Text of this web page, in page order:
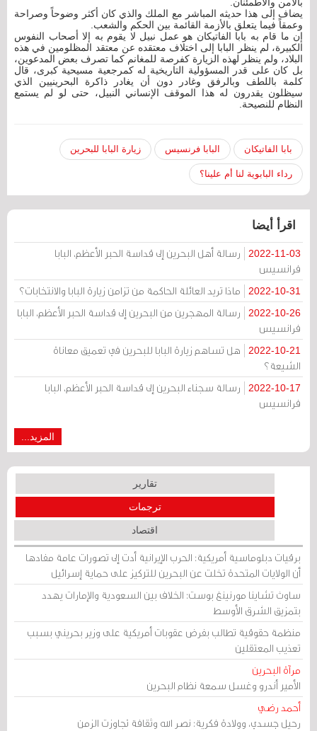
يضاف إلى هذا حديثه المباشر مع الملك والذي كان أكثر وضوحاً وصراحة
وعمقاً فيما يتعلق بالأزمة القائمة بين الحكم والشعب.
إن ما قام به بابا الفاتيكان هو عمل نبيل لا يقوم به إلا أصحاب النفوس
الكبيرة، لم ينظر البابا إلى اختلاف معتقده عن معتقد المظلومين في هذه
البلاد، ولم ينظر لهذه الزيارة كفرصة للمغانم كما تصرف بعض المدعوين،
بل كان على قدر المسؤولية التاريخية له كمرجعية مسيحية كبرى، قال
كلمة باللطف وبالرفق وغادر دون أن يغادر ذاكرة البحرينيين الذي
سيظلون يقدرون له هذا الموقف الإنساني النبيل، حتى لو لم يستمع
النظام للنصيحة.
بابا الفاتيكان البابا فرنسيس زيارة البابا للبحرين
رداء البابوية لنا أم علينا؟
اقرأ أيضا
2022-11-03
رسالة أهل البحرين إلى قداسة الحبر الأعظم، البابا
فرانسيس
2022-10-31 ماذا تريد العائلة الحاكمة من تزامن زيارة البابا والانتخابات؟
2022-10-26
رسالة المهجرين من البحرين إلى قداسة الحبر الأعظم، البابا
فرانسيس
2022-10-21
هل تساهم زيارة البابا للبحرين في تعميق معاناة
الشيعة؟
2022-10-17
رسالة سجناء البحرين إلى قداسة الحبر الأعظم، البابا
فرانسيس
المزيد...
تقارير
ترجمات
اقتصاد
برقيات دبلوماسية أمريكية: الحرب الإيرانية أدت إلى تصورات عامة مفادها
أن الولايات المتحدة تخلت عن البحرين للتركيز على حماية إسرائيل
ساوث تشاينا مورنينغ بوست: الخلاف بين السعودية والإمارات يهدد
بتمزيق الشرق الأوسط
منظمة حقوقية تطالب بفرض عقوبات أمريكية على وزير بحريني بسبب
تعذيب المعتقلين
مرآة البحرين
الأمير أندرو وغسل سمعة نظام البحرين
أحمد رضي
رحيل جسدي، وولادة فكرية: نصر الله وثقافة تجاوزت الزمن